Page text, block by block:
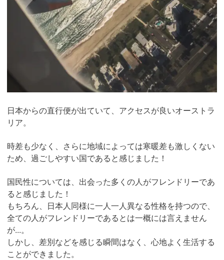
日本からの直行便が出ていて、アクセスが良いオーストラ
リア。
時差も少なく、さらに地域によっては寒暖差も激しくない
ため、過ごしやすい国であると感じました！
国民性については、出会った多くの人がフレンドリーであ
ると感じました！
もちろん、日本人同様に一人一人異なる性格を持つので、
全ての人がフレンドリーであるとは一概には言えません
が...。
しかし、差別などを感じる瞬間はなく、心地よく生活する
ことができました。